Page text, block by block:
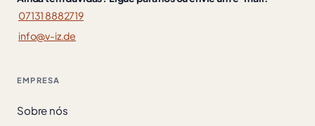
07131 8882719
info@v-iz.de
EMPRESA
Sobre nós